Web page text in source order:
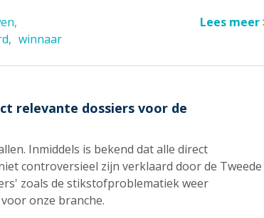
winnaar
Lees meer
relevante dossiers voor de
Inmiddels is bekend dat alle direct
controversieel zijn verklaard door de Tweede
zoals de stikstofproblematiek weer
onze branche.